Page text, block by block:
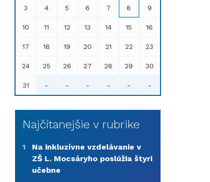
3 4 5 6 7 8 9
10 11 12 13 14 15 16
17 18 19 20 21 22 23
24 25 26 27 28 29 30
31 - - - - - -
Najčítanejšie v rubrike
1
Na inkluzívne vzdelávanie v
ZŠ L. Mocsáryho poslúžia štyri
učebne